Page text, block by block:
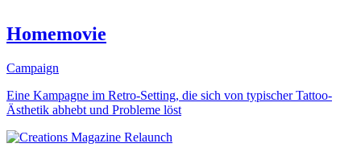
Homemovie
Campaign
Eine Kampagne im Retro-Setting, die sich von typischer Tattoo-
Ästhetik abhebt und Probleme löst